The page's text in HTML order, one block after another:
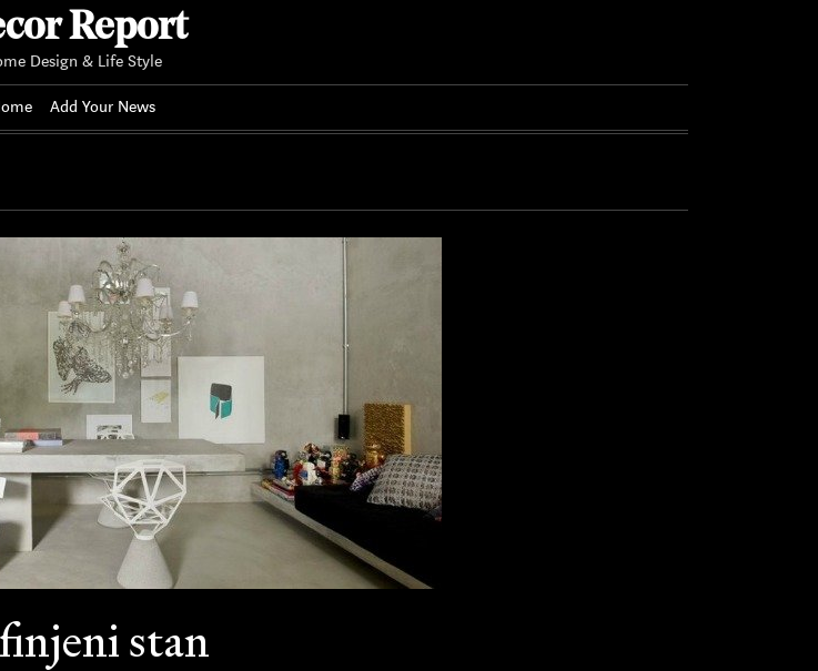
Report
Design & Life Style
Add Your News
stan